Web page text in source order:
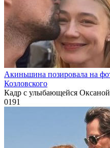
Акиньшина позировала на
Козловского
Кадр с улыбающейся
0191